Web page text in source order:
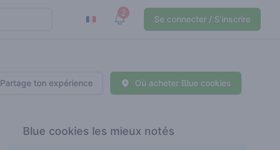
2
View notifications
Se connecter / S'inscrire
Partage ton expérience Où acheter Blue cookies
Blue cookies les mieux notés